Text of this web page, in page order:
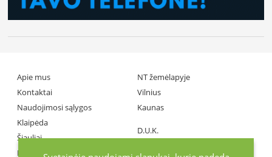
Apie mus
Kontaktai
Naudojimosi sąlygos
NT žemėlapyje
Vilnius
Kaunas
Klaipėda
Šiauliai
Panevėžys
D.U.K.